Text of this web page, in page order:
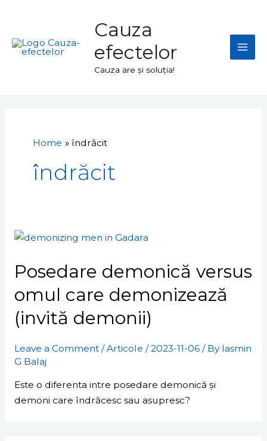
content
Cauza
efectelor
Cauza are și soluția!
Home îndrăcit
îndrăcit
Posedare demonică versus
omul care demonizează
(invită demonii)
Leave a Comment /Articole /2023-11-06 / By Iasmin
G Balaj
Este o diferenta intre posedare demonică și
demoni care îndrăcesc sau asupresc?